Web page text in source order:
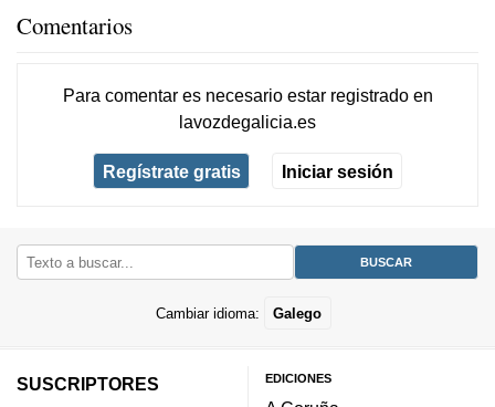
Comentarios
Para comentar es necesario estar registradoen
lavozdegalicia.es
Regístrate gratis Iniciar sesión
Cambiar idioma: Galego
SUSCRIPTORES EDICIONES